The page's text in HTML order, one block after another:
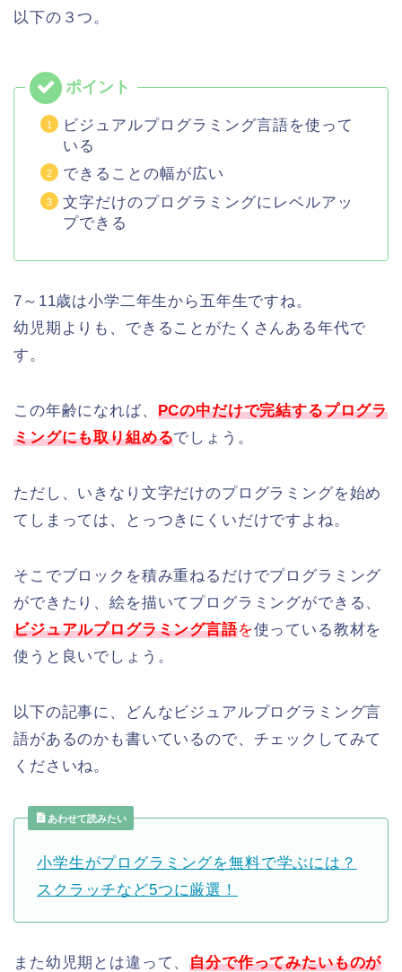
以下の３つ。
ビジュアルプログラミング言語を使って
いる
できることの幅が広い
文字だけのプログラミングにレベルアッ
プできる
7～11歳は小学二年生から五年生ですね。
幼児期よりも、できることがたくさんある年代で
す。
この年齢になれば、 PCの中だけで完結するプログラ
ミングにも取り組めるでしょう。
ただし、いきなり文字だけのプログラミングを始め
てしまっては、とっつきにくいだけですよね。
そこでブロックを積み重ねるだけでプログラミング
ができたり、絵を描いてプログラミングができる、
ビジュアルプログラミング言語を使っている教材を
使うと良いでしょう。
以下の記事に、どんなビジュアルプログラミング言
語があるのかも書いているので、チェックしてみて
くださいね。
あわせて読みたい
小学生がプログラミングを無料で学ぶには？
スクラッチなど5つに厳選！
また幼児期とは違って、自分で作ってみたいものが